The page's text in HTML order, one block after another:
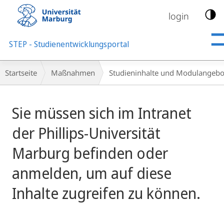
Mobile-
Navigation
login
STEP - Studienentwicklungsportal
Breadcrumb-
Navigation
Startseite Maßnahmen Studieninhalte und
Sie müssen sich im Intranet
der Phillips-Universität
Marburg befinden oder
anmelden, um auf diese
Inhalte zugreifen zu können.